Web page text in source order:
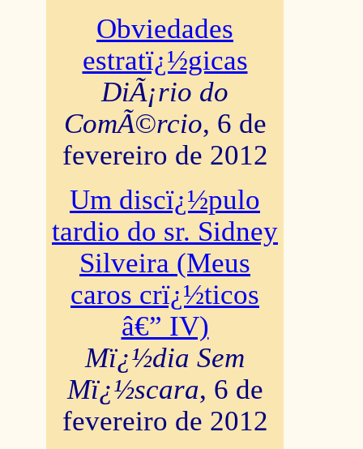
Obviedades
estratï¿½gicas
DiÃ¡rio do
ComÃ©rcio, 6 de
fevereiro de 2012
Um discï¿½pulo
tardio do sr. Sidney
Silveira (Meus
caros crï¿½ticos
â€” IV)
Mï¿½dia Sem
Mï¿½scara, 6 de
fevereiro de 2012